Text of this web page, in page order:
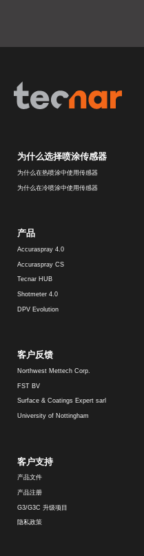
为什么选择喷涂传感器
为什么在热喷涂中使用传感器
为什么在冷喷涂中使用传感器
产品
Accuraspray 4.0
Accuraspray CS
Tecnar HUB
Shotmeter 4.0
DPV Evolution
客户反馈
Northwest Mettech Corp.
FST BV
Surface & Coatings Expert sarl
University of Nottingham
客户支持
产品文件
产品注册
G3/G3C 升级项目
隐私政策